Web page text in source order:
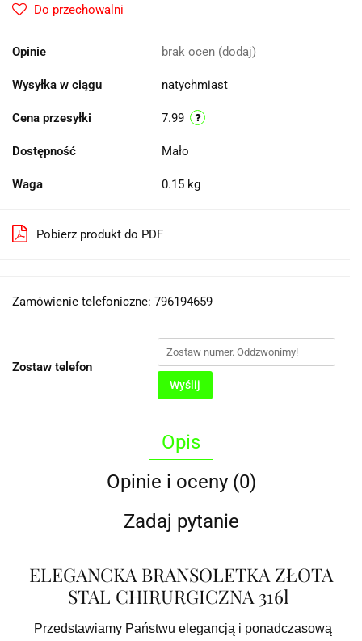
Do przechowalni
Opinie brak ocen (dodaj)
Wysyłka w ciągu natychmiast
Cena przesyłki 7.99
Dostępność Mało
Waga 0.15 kg
Pobierz produkt do PDF
Zamówienie telefoniczne: 796194659
Zostaw telefon
Wyślij
Opis
Opinie i oceny (0)
Zadaj pytanie
ELEGANCKA BRANSOLETKA ZŁOTA
STAL CHIRURGICZNA 316l
Przedstawiamy Państwu elegancją i ponadczasową